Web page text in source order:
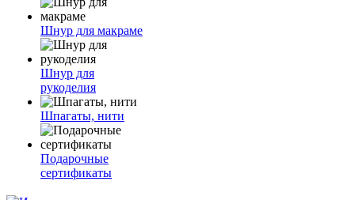
Шнур для макраме
Шнур для
рукоделия
Шпагаты, нити
Подарочные
сертификаты